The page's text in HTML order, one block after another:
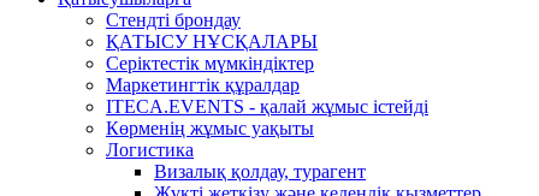
Стендті брондау
ҚАТЫСУ НҰСҚАЛАРЫ
Серіктестік мүмкіндіктер
Маркетингтік құралдар
ITECA.EVENTS - қалай жұмыс істейді
Көрменің жұмыс уақыты
Логистика
Визалық қолдау, турагент